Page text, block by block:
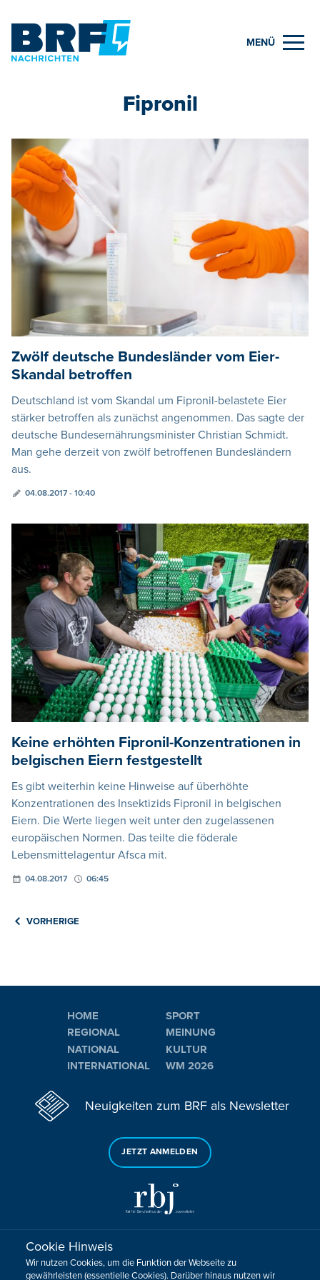
MENÜ
Fipronil
Zwölf deutsche Bundesländer vom Eier-
Skandal betroffen
Deutschland ist vom Skandal um Fipronil-belastete Eier
stärker betroffen als zunächst angenommen. Das sagte der
deutsche Bundesernährungsminister Christian Schmidt.
Man gehe derzeit von zwölf betroffenen Bundesländern
aus.
04.08.2017 - 10:40
Keine erhöhten Fipronil-Konzentrationen in
belgischen Eiern festgestellt
Es gibt weiterhin keine Hinweise auf überhöhte
Konzentrationen des Insektizids Fipronil in belgischen
Eiern. Die Werte liegen weit unter den zugelassenen
europäischen Normen. Das teilte die föderale
Lebensmittelagentur Afsca mit.
04.08.2017 06:45
VORHERIGE
HOME
REGIONAL
NATIONAL
INTERNATIONAL
SPORT
MEINUNG
KULTUR
WM 2026
Neuigkeiten zum BRF als Newsletter
JETZT ANMELDEN
Sie haben noch Fragen oder Anmerkungen?
KONTAKTIEREN SIE UNS!
Cookie Hinweis
Wir nutzen Cookies, um die Funktion der Webseite zu
gewährleisten (essentielle Cookies). Darüber hinaus nutzen wir